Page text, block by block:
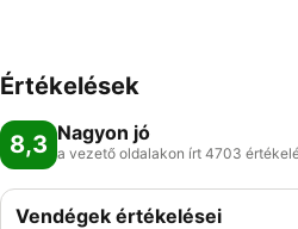
Értékelések
8,3 Nagyon jó
a vezető oldalakon írt 4703
Vendégek értékelései